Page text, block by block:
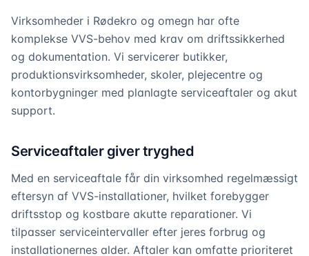
Virksomheder i Rødekro og omegn har ofte
komplekse VVS-behov med krav om driftssikkerhed
og dokumentation. Vi servicerer butikker,
produktionsvirksomheder, skoler, plejecentre og
kontorbygninger med planlagte serviceaftaler og akut
support.
Serviceaftaler giver tryghed
Med en serviceaftale får din virksomhed regelmæssigt
eftersyn af VVS-installationer, hvilket forebygger
driftsstop og kostbare akutte reparationer. Vi
tilpasser serviceintervaller efter jeres forbrug og
installationernes alder. Aftaler kan omfatte prioriteret